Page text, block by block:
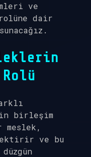
ve
dair
birleşim
ve bu